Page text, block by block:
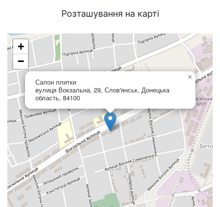
Розташування на карті
Салон плитки
вулиця Вокзальна, 29, Слов'янськ, Донецька
область, 84100
×
+
−